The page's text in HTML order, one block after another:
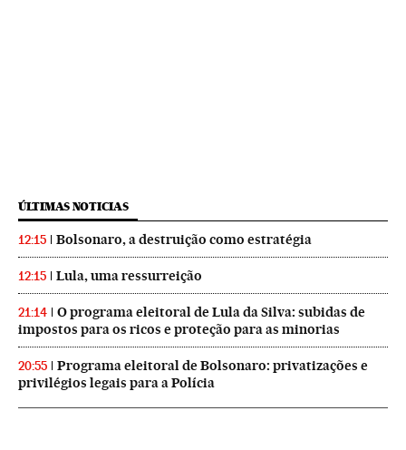
ÚLTIMAS NOTICIAS
12:15 Bolsonaro, a destruição como estratégia
12:15 Lula, uma ressurreição
21:14
O programa eleitoral de Lula da Silva: subidas de
impostos para os ricos e proteção para as minorias
20:55
Programa eleitoral de Bolsonaro: privatizações e
privilégios legais para a Polícia